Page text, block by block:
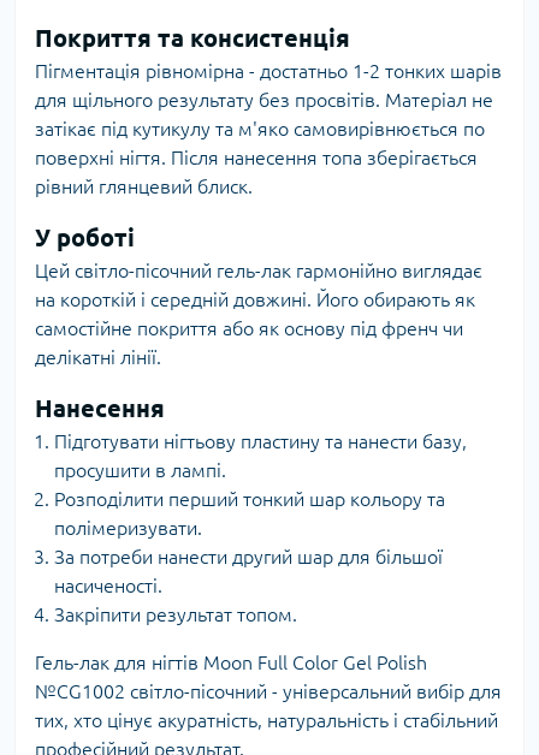
Покриття та консистенція
Пігментація рівномірна - достатньо 1-2 тонких шарів
для щільного результату без просвітів. Матеріал не
затікає під кутикулу та м'яко самовирівнюється по
поверхні нігтя. Після нанесення топа зберігається
рівний глянцевий блиск.
У роботі
Цей світло-пісочний гель-лак гармонійно виглядає
на короткій і середній довжині. Його обирають як
самостійне покриття або як основу під френч чи
делікатні лінії.
Нанесення
Підготувати нігтьову пластину та нанести базу,
просушити в лампі.
Розподілити перший тонкий шар кольору та
полімеризувати.
За потреби нанести другий шар для більшої
насиченості.
Закріпити результат топом.
Гель-лак для нігтів Moon Full Color Gel Polish
№CG1002 світло-пісочний - універсальний вибір для
тих, хто цінує акуратність, натуральність і стабільний
професійний результат.